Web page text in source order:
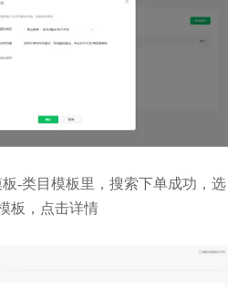
-类目模板里，搜索下单成功，选
板，点击详情